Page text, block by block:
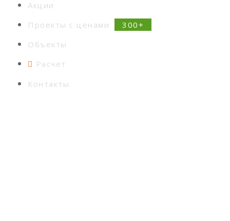
Акции
Проекты с ценами
Объекты
Расчет
Контакты